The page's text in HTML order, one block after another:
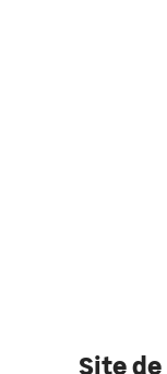
Site